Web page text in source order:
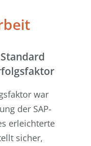
war
der SAP-
erleichterte
sicher,